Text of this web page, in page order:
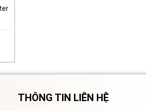
THÔNG TIN LIÊN HỆ